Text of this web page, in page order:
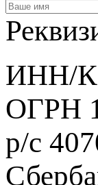
ИНН/
ОГРН
р/с